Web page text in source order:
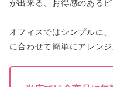
が出来る、お得感のあるピ
オフィスではシンプルに
に合わせて簡単にアレン